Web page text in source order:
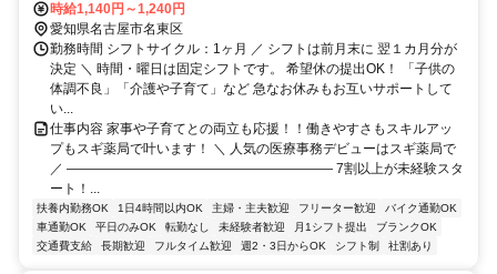
線 本郷（愛知県）1番口徒歩約13分、名古屋市営東山線 藤が丘（愛
知県）1番口徒歩約18分
時給1,140円～1,240円
愛知県名古屋市名東区
勤務時間 シフトサイクル：1ヶ月 ／ シフトは前月末に 翌１カ月分が
決定 ＼ 時間・曜日は固定シフトです。 希望休の提出OK！ 「子供の
体調不良」「介護や子育て」など 急なお休みもお互いサポートして
い...
仕事内容 家事や子育てとの両立も応援！！働きやすさもスキルアッ
プもスギ薬局で叶います！ ＼ 人気の医療事務デビューはスギ薬局で
／ ―――――――――――――――――――― 7割以上が未経験スタ
ート！...
扶養内勤務OK 1日4時間以内OK 主婦・主夫歓迎 フリーター歓迎
バイク通勤OK
車通勤OK
平日のみOK 転勤なし 未経験者歓迎 月1シフト提出
ブランクOK
交通費支給
長期歓迎 フルタイム歓迎 週2・3日からOK シフト制 社割あり